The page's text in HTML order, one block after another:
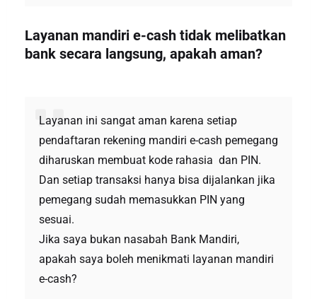
Layanan mandiri e-cash tidak melibatkan
bank secara langsung, apakah aman?
Layanan ini sangat aman karena setiap
pendaftaran rekening mandiri e-cash pemegang
diharuskan membuat kode rahasia dan PIN.
Dan setiap transaksi hanya bisa dijalankan jika
pemegang sudah memasukkan PIN yang
sesuai.
Jika saya bukan nasabah Bank Mandiri,
apakah saya boleh menikmati layanan mandiri
e-cash?